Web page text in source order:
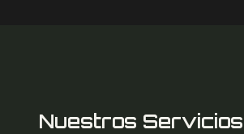
Nuestros Servicios